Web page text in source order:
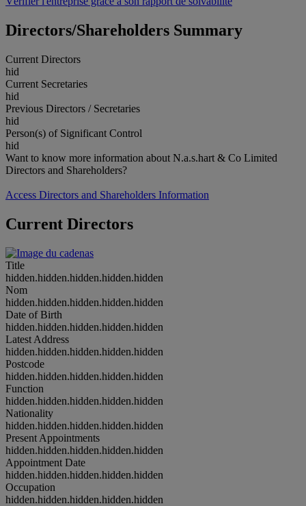
Directors/Shareholders Summary
Current Directors
hid
Current Secretaries
hid
Previous Directors / Secretaries
hid
Person(s) of Significant Control
hid
Want to know more information about N.a.s.hart & Co Limited
Directors and Shareholders?
Access Directors and Shareholders Information
Current Directors
Title
hidden.hidden.hidden.hidden.hidden
Nom
hidden.hidden.hidden.hidden.hidden
Date of Birth
hidden.hidden.hidden.hidden.hidden
Latest Address
hidden.hidden.hidden.hidden.hidden
Postcode
hidden.hidden.hidden.hidden.hidden
Function
hidden.hidden.hidden.hidden.hidden
Nationality
hidden.hidden.hidden.hidden.hidden
Present Appointments
hidden.hidden.hidden.hidden.hidden
Appointment Date
hidden.hidden.hidden.hidden.hidden
Occupation
hidden.hidden.hidden.hidden.hidden